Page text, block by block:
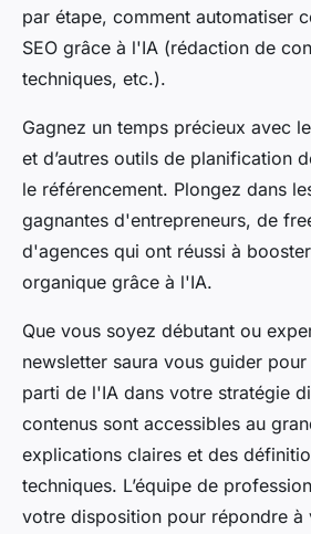
par étape, comment automatiser
SEO grâce à l'IA (rédaction de
techniques, etc.).
Gagnez un temps précieux avec
et d’autres outils de planification
le référencement. Plongez dans
gagnantes d'entrepreneurs, de
d'agences qui ont réussi à
organique grâce à l'IA.
Que vous soyez débutant ou
newsletter saura vous guider
parti de l'IA dans votre stratégie
contenus sont accessibles au
explications claires et des
techniques. L’équipe de
votre disposition pour répondre à